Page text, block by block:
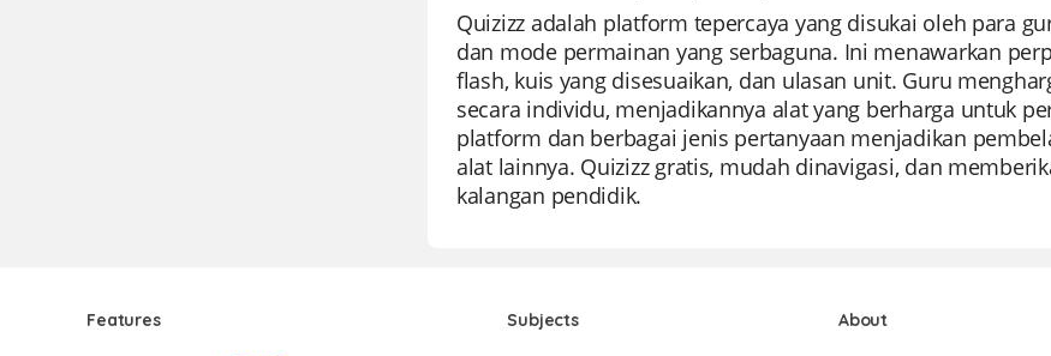
Quizizz adalah platform tepercaya yang disukai oleh para
dan mode permainan yang serbaguna. Ini menawarkan
flash, kuis yang disesuaikan, dan ulasan unit. Guru
secara individu, menjadikannya alat yang berharga untuk
platform dan berbagai jenis pertanyaan menjadikan
alat lainnya. Quizizz gratis, mudah dinavigasi, dan
kalangan pendidik.
Features Subjects About